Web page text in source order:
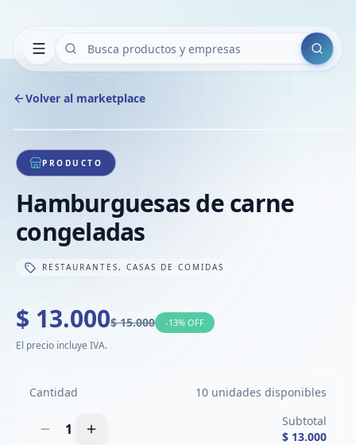
Buscar
Volver al marketplace
1/1
PRODUCTO
Hamburguesas de carne
congeladas
RESTAURANTES, CASAS DE COMIDAS
$ 13.000$ 15.000 -13% OFF
El precio incluye IVA.
Cantidad 10 unidades disponibles
1
Subtotal
$ 13.000